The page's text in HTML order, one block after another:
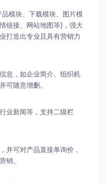
模块、下载模块、图片模
链接、网站地图等)，强大
打造出专业且具有营销力
息，如企业简介、组织机
可随意增删。
业新闻等，支持二级栏
并可对产品直接单询价，
销。